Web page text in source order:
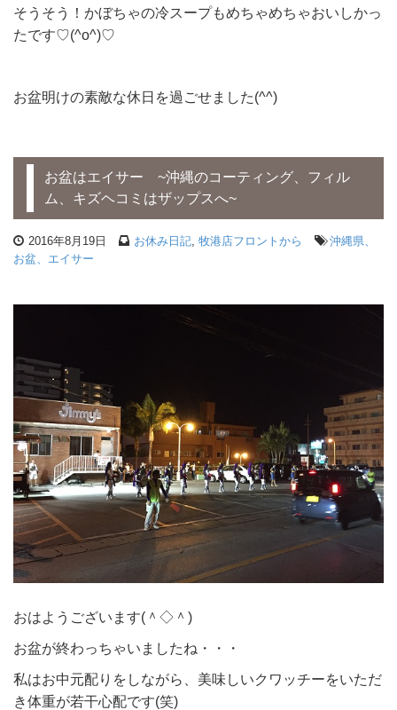
そうそう！かぼちゃの冷スープもめちゃめちゃおいしかっ
たです♡(^o^)♡
お盆明けの素敵な休日を過ごせました(^^)
お盆はエイサー ~沖縄のコーティング、フィル
ム、キズヘコミはザップスへ~
2016年8月19日 お休み日記, 牧港店フロントから
沖縄県、
お盆、エイサー
おはようございます(＾◇＾)
お盆が終わっちゃいましたね・・・
私はお中元配りをしながら、美味しいクワッチーをいただ
き体重が若干心配です(笑)